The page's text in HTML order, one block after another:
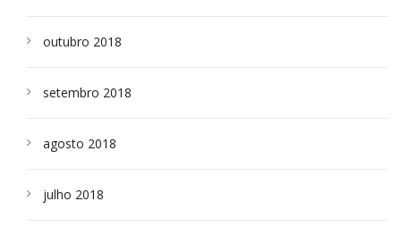
outubro 2018
setembro 2018
agosto 2018
julho 2018